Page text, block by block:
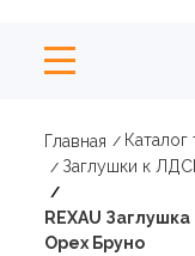
Главная
Заглушки к
REXAU
Орех Бруно